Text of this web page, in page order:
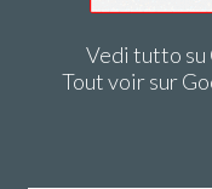
Vedi tutto su
Tout voir sur